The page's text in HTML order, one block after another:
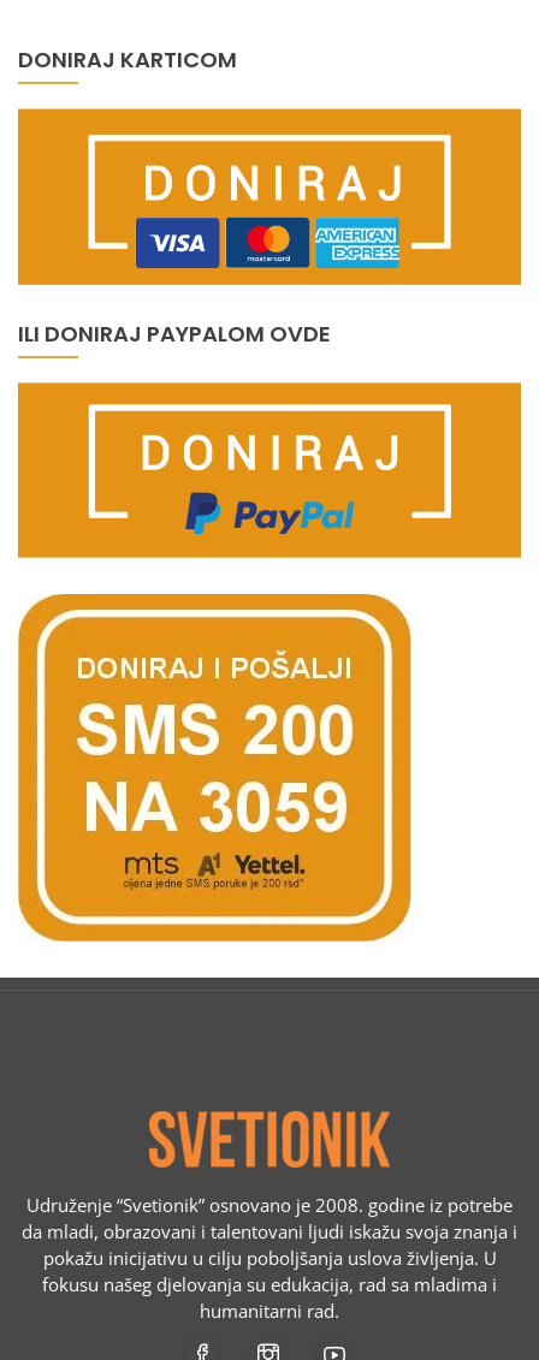
DONIRAJ KARTICOM
ILI DONIRAJ PAYPALOM OVDE
Udruženje “Svetionik” osnovano je 2008. godine iz potrebe
da mladi, obrazovani i talentovani ljudi iskažu svoja znanja i
pokažu inicijativu u cilju poboljšanja uslova življenja. U
fokusu našeg djelovanja su edukacija, rad sa mladima i
humanitarni rad.